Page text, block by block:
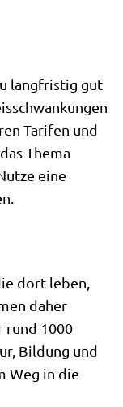
langfristig gut
Tarifen und
Thema
eine
dort leben,
daher
rund 1000
Bildung und
Weg in die